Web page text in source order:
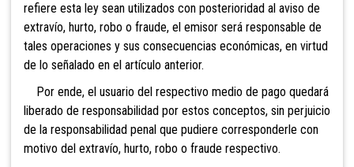
refiere esta ley sean utilizados con posterioridad al aviso de
extravío, hurto, robo o fraude, el emisor será responsable de
tales operaciones y sus consecuencias económicas, en virtud
de lo señalado en el artículo anterior.
Por ende, el usuario del respectivo medio de pago quedará
liberado de responsabilidad por estos conceptos, sin perjuicio
de la responsabilidad penal que pudiere corresponderle con
motivo del extravío, hurto, robo o fraude respectivo.